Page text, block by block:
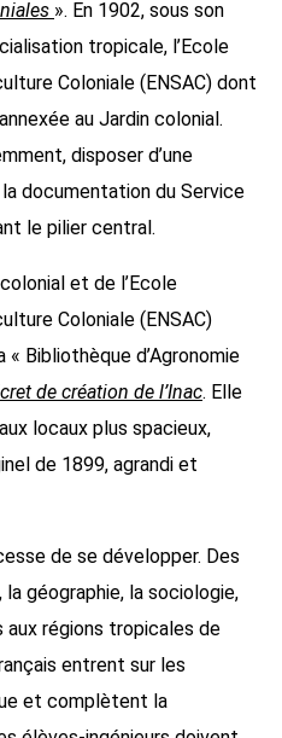
». En 1902, sous son
tropicale, l’Ecole
Coloniale (ENSAC) dont
au Jardin colonial.
disposer d’une
documentation du Service
le pilier central.
et de l’Ecole
Coloniale (ENSAC)
« Bibliothèque d’Agronomie
de création de l’Inac. Elle
locaux plus spacieux,
de 1899, agrandi et
de se développer. Des
géographie, la sociologie,
aux régions tropicales de
entrent sur les
et complètent la